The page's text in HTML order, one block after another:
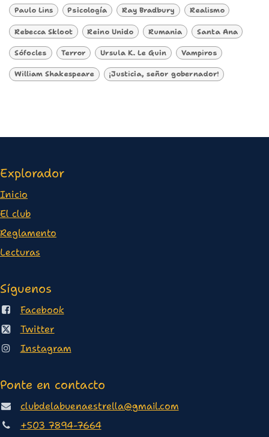
Paulo Lins Psicología Ray Bradbury Realismo
Rebecca Skloot Reino Unido Rumania Santa Ana
Sófocles Terror Ursula K. Le Guin Vampiros
William Shakespeare ¡Justicia, señor gobernador!
Explorador
Inicio
El club
Reglamento
Lecturas
Síguenos
Facebook
Twitter
Instagram
Ponte en contacto
clubdelabuenaestrella@gmail.com
+503 7894-7664